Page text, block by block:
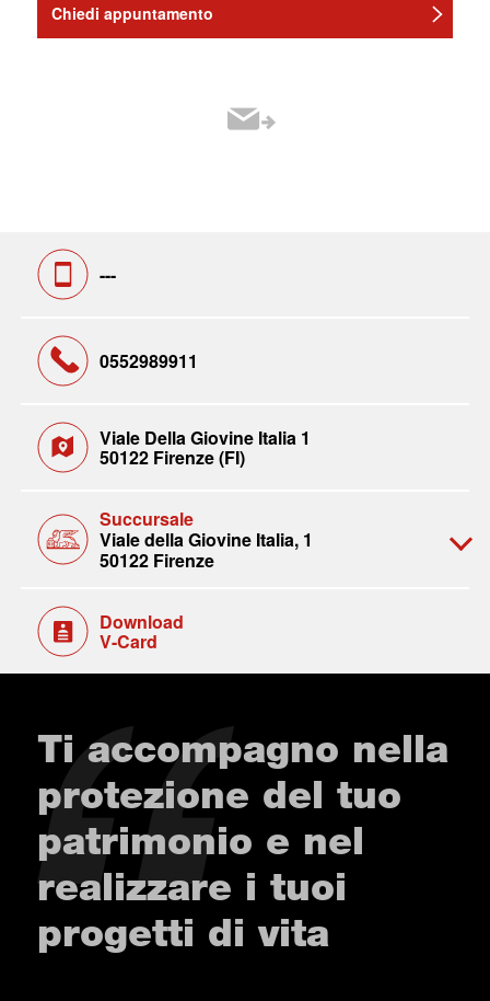
Chiedi appuntamento
---
0552989911
Viale Della Giovine Italia 1
50122 Firenze (FI)
Succursale
Viale della Giovine Italia, 1
50122 Firenze
Download
V-Card
Ti accompagno nella
protezione del tuo
patrimonio e nel
realizzare i tuoi
progetti di vita